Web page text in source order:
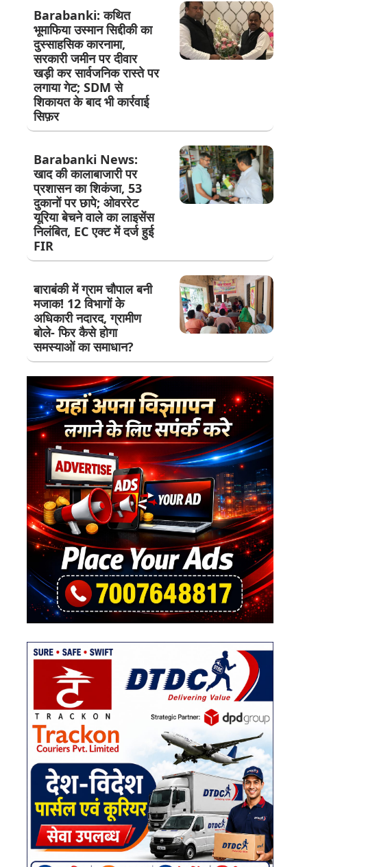
Barabanki: कथित
भूमाफिया उस्मान सिद्दीकी का
दुस्साहसिक कारनामा,
सरकारी जमीन पर दीवार
खड़ी कर सार्वजनिक रास्ते पर
लगाया गेट; SDM से
शिकायत के बाद भी कार्रवाई
सिफ़र
Barabanki News:
खाद की कालाबाजारी पर
प्रशासन का शिकंजा, 53
दुकानों पर छापे; ओवररेट
यूरिया बेचने वाले का लाइसेंस
निलंबित, EC एक्ट में दर्ज हुई
FIR
बाराबंकी में ग्राम चौपाल बनी
मजाक! 12 विभागों के
अधिकारी नदारद, ग्रामीण
बोले- फिर कैसे होगा
समस्याओं का समाधान?